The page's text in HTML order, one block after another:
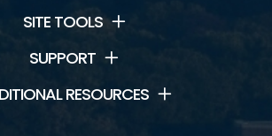
SITE TOOLS
SUPPORT
RESOURCES